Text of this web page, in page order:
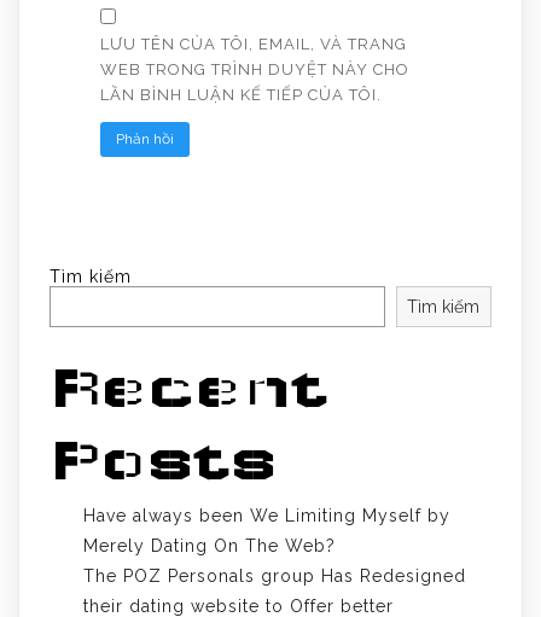
LƯU TÊN CỦA TÔI, EMAIL, VÀ TRANG
WEB TRONG TRÌNH DUYỆT NÀY CHO
LẦN BÌNH LUẬN KẾ TIẾP CỦA TÔI.
Tìm kiếm
Tìm kiếm
Recent
Posts
Have always been We Limiting Myself by
Merely Dating On The Web?
The POZ Personals group Has Redesigned
their dating website to Offer better